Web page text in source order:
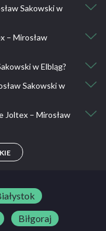
Sakowski w
– Mirosław
w Elbląg?
Sakowski w
Joltex – Mirosław
Biłgoraj